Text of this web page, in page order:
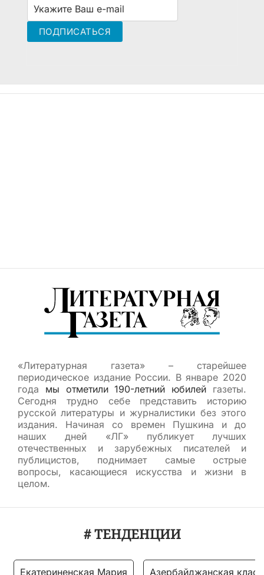
«Литературная газета» – старейшее
периодическое издание России. В январе 2020
года мы отметили 190-летний юбилей газеты.
Сегодня трудно себе представить историю
русской литературы и журналистики без этого
издания. Начиная со времен Пушкина и до
наших дней «ЛГ» публикует лучших
отечественных и зарубежных писателей и
публицистов, поднимает самые острые
вопросы, касающиеся искусства и жизни в
целом.
# ТЕНДЕНЦИИ